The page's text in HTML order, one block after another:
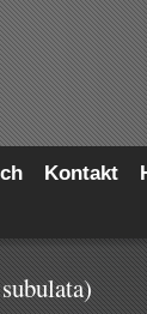
Kontakt